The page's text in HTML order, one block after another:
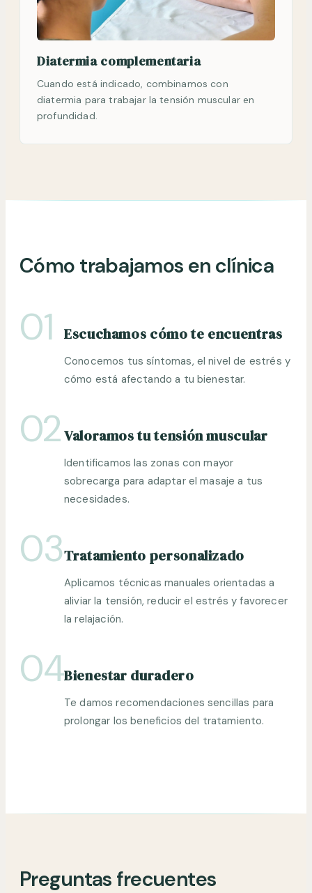
Diatermia complementaria
Cuando está indicado, combinamos con
diatermia para trabajar la tensión muscular en
profundidad.
Cómo trabajamos en clínica
01 Escuchamos cómo te encuentras
Conocemos tus síntomas, el nivel de estrés y
cómo está afectando a tu bienestar.
02Valoramos tu tensión muscular
Identificamos las zonas con mayor
sobrecarga para adaptar el masaje a tus
necesidades.
03Tratamiento personalizado
Aplicamos técnicas manuales orientadas a
aliviar la tensión, reducir el estrés y favorecer
la relajación.
04Bienestar duradero
Te damos recomendaciones sencillas para
prolongar los beneficios del tratamiento.
Preguntas frecuentes